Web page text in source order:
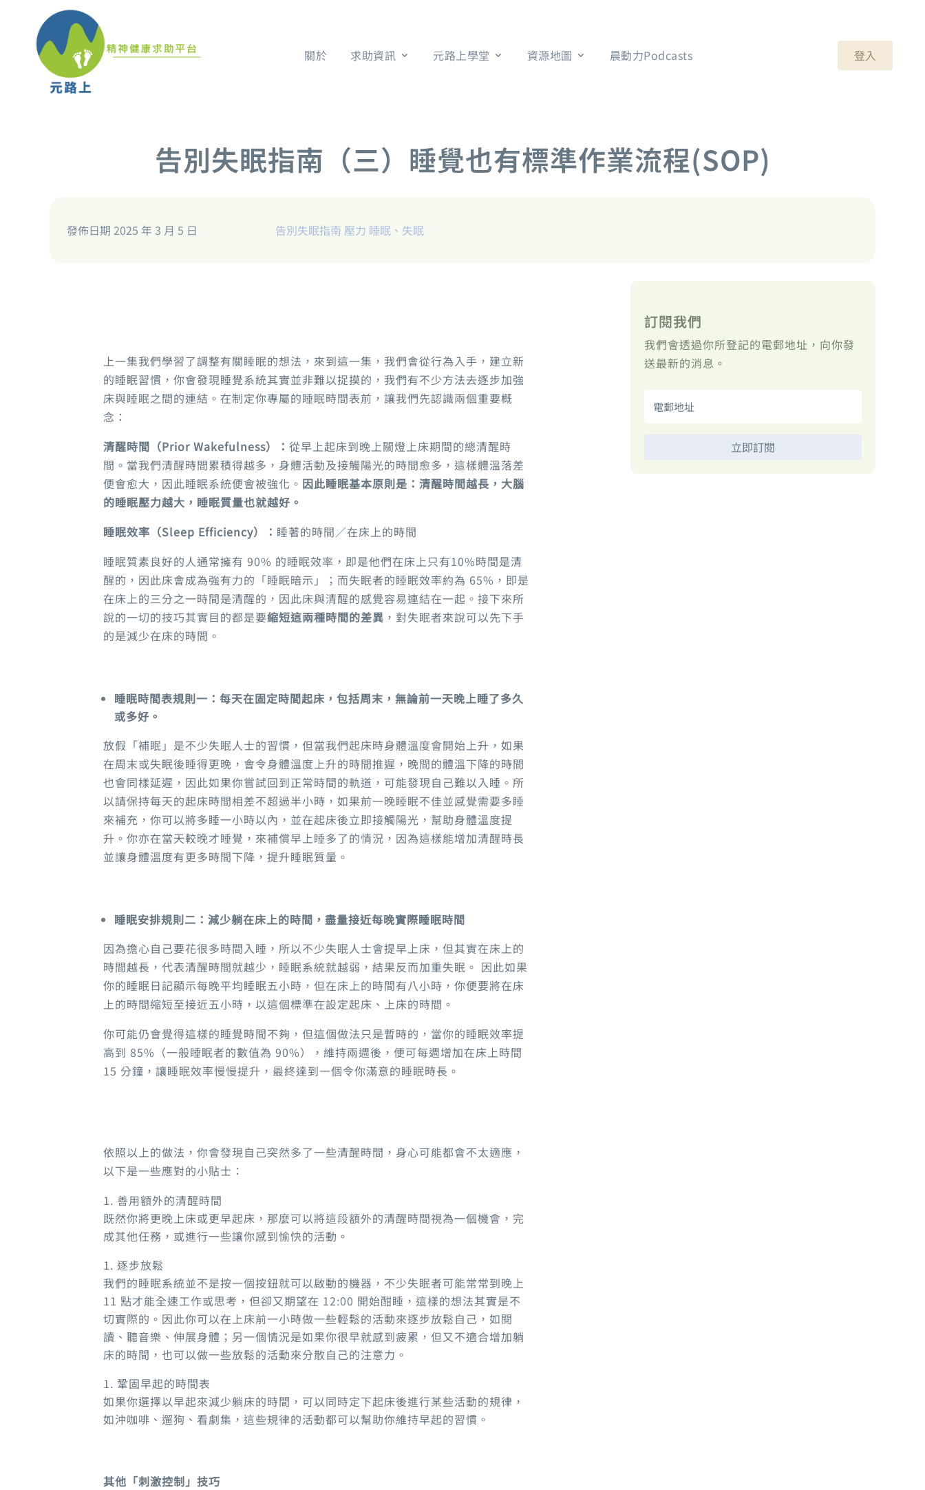
關於 求助資訊 元路上學堂 資源地圖 晨動力Podcasts 登入
告別失眠指南（三）睡覺也有標準作業流程(SOP)
發佈日期 2025 年 3 月 5 日 告別失眠指南 壓力 睡眠、失眠
上一集我們學習了調整有關睡眠的想法 ， 來到這一集，我們會從行為入手，建立新
的睡眠習慣 ， 你會發現睡覺系統其實並非難以捉摸的 ， 我們有不少方法去逐步加強
床與睡眠之間的連結 。 在制定你專屬的睡眠時間表前，讓我們先認識兩個重要概
念 ：
清醒時間（Prior Wakefulness）： 從早上起床到晚上關燈上床期間的總清醒時
間。當我們清醒時間累積得越多，身體活動及接觸陽光的時間愈多，這樣體溫落差
便會愈大，因此睡眠系統便會被強化。 因此睡眠基本原則是：清醒時間越長，大腦
的睡眠壓力越大，睡眠質量也就越好 。
睡眠效率（Sleep Efficiency）： 睡著的時間／在床上的時間
睡眠質素良好的人通常擁有 90% 的睡眠效率，即是他們在床上只有10%時間是清
醒的 ， 因此床會成為強有力的「睡眠暗示」 ； 而失眠者的睡眠效率約為 65%， 即是
在床上的三分之一時間是清醒的，因此床與清醒的感覺容易連結在一起 。 接下來所
說的一切的技巧其實目的都是要縮短這兩種時間的差異 ， 對失眠者來說可以先下手
的是減少在床的時間 。
睡眠時間表規則一 ： 每天在固定時間起床，包括周末，無論前一天晚上睡了多久
或多好。
放假「補眠」是不少失眠人士的習慣 ， 但當我們起床時身體溫度會開始上升，如果
在周末或失眠後睡得更晚，會令身體溫度上升的時間推遲 ， 晚間的體溫下降的時間
也會同樣延遲，因此如果你嘗試回到正常時間的軌道 ， 可能發現自己難以入睡。所
以請保持每天的起床時間相差不超過半小時 ， 如果前一晚睡眠不佳並感覺需要多睡
來補充 ， 你可以將多睡一小時以內，並在起床後立即接觸陽光，幫助身體溫度提
升 。 你亦在當天較晚才睡覺 ， 來補償早上睡多了的情況，因為這樣能增加清醒時長
並讓身體溫度有更多時間下降，提升睡眠質量 。
睡眠安排規則二 ： 減少躺在床上的時間，盡量接近每晚實際睡眠時間
因為擔心自己要花很多時間入睡，所以不少失眠人士會提早上床 ， 但其實在床上的
時間越長，代表清醒時間就越少，睡眠系統就越弱，結果反而加重失眠。 因此如果
你的睡眠日記顯示每晚平均睡眠五小時，但在床上的時間有八小時，你便要將在床
上的時間縮短至接近五小時，以這個標準在設定起床、上床的時間。
你可能仍會覺得這樣的睡覺時間不夠 ， 但這個做法只是暫時的，當你的睡眠效率提
高到 85%（一般睡眠者的數值為 90%）， 維持兩週後，便可每週增加在床上時間
15 分鐘，讓睡眠效率慢慢提升，最終達到一個令你滿意的睡眠時長 。
依照以上的做法 ， 你會發現自己突然多了一些清醒時間 ， 身心可能都會不太適應，
以下是一些應對的小貼士 ：
善用額外的清醒時間
既然你將更晚上床或更早起床，那麼可以將這段額外的清醒時間視為一個機會，完
成其他任務 ， 或進行一些讓你感到愉快的活動 。
逐步放鬆
我們的睡眠系統並不是按一個按鈕就可以啟動的機器，不少失眠者可能常常到晚上
11 點才能全速工作或思考，但卻又期望在 12:00 開始酣睡 ， 這樣的想法其實是不
切實際的。因此你可以在上床前一小時做一些輕鬆的活動來逐步放鬆自己 ， 如閱
讀、聽音樂、伸展身體 ； 另一個情況是如果你很早就感到疲累 ， 但又不適合增加躺
床的時間 ， 也可以做一些放鬆的活動來分散自己的注意力。
鞏固早起的時間表
如果你選擇以早起來減少躺床的時間 ， 可以同時定下起床後進行某些活動的規律，
如沖咖啡、遛狗、看劇集，這些規律的活動都可以幫助你維持早起的習慣。
其他 「刺激控制 」 技巧
訂閱我們
我們會透過你所登記的電郵地址，向你發
送最新的消息。
立即訂閱